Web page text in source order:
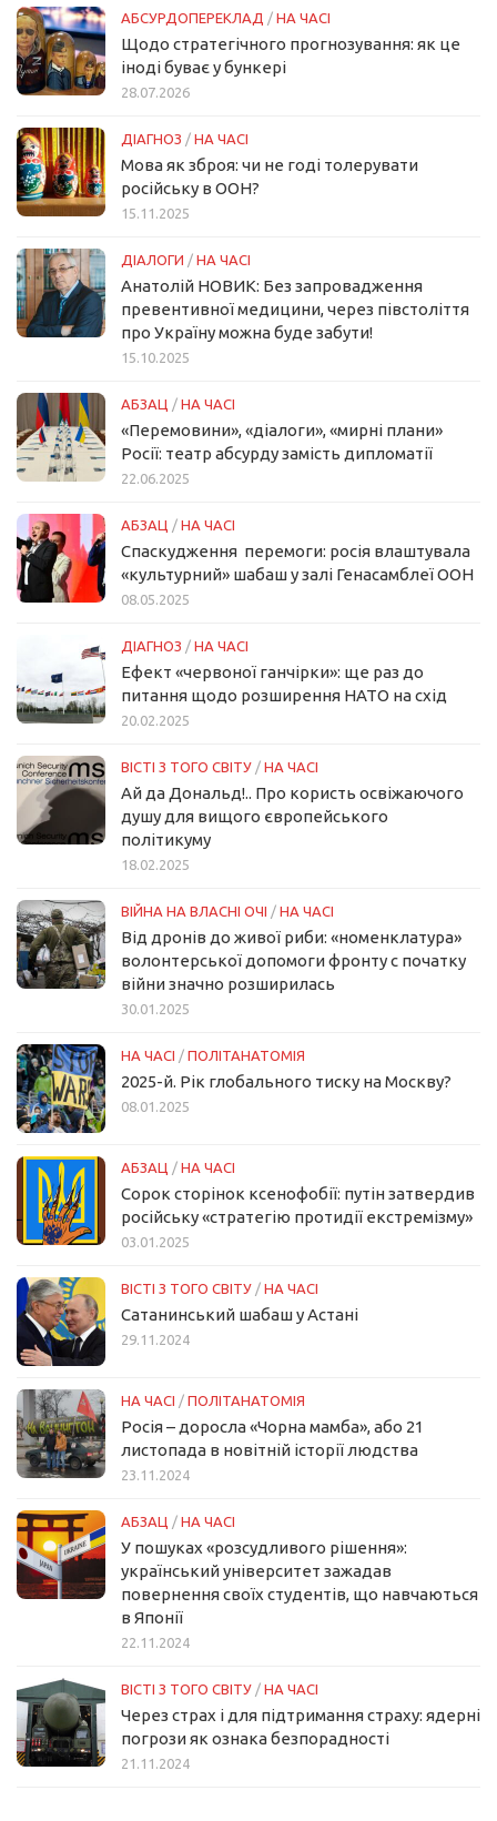
АБСУРДОПЕРЕКЛАД / НА ЧАСІ
Щодо стратегічного прогнозування: як це
іноді буває у бункері
28.07.2026
ДІАГНОЗ / НА ЧАСІ
Мова як зброя: чи не годі толерувати
російську в ООН?
15.11.2025
ДІАЛОГИ / НА ЧАСІ
Анатолій НОВИК: Без запровадження
превентивної медицини, через півстоліття
про Україну можна буде забути!
15.10.2025
АБЗАЦ / НА ЧАСІ
«Перемовини», «діалоги», «мирні плани»
Росії: театр абсурду замість дипломатії
22.06.2025
АБЗАЦ / НА ЧАСІ
Спаскудження перемоги: росія влаштувала
«культурний» шабаш у залі Генасамблеї ООН
08.05.2025
ДІАГНОЗ / НА ЧАСІ
Ефект «червоної ганчірки»: ще раз до
питання щодо розширення НАТО на схід
20.02.2025
ВІСТІ З ТОГО СВІТУ / НА ЧАСІ
Ай да Дональд!.. Про користь освіжаючого
душу для вищого європейського
політикуму
18.02.2025
ВІЙНА НА ВЛАСНІ ОЧІ / НА ЧАСІ
Від дронів до живої риби: «номенклатура»
волонтерської допомоги фронту с початку
війни значно розширилась
30.01.2025
НА ЧАСІ / ПОЛІТАНАТОМІЯ
2025-й. Рік глобального тиску на Москву?
08.01.2025
АБЗАЦ / НА ЧАСІ
Сорок сторінок ксенофобії: путін затвердив
російську «стратегію протидії екстремізму»
03.01.2025
ВІСТІ З ТОГО СВІТУ / НА ЧАСІ
Сатанинський шабаш у Астані
29.11.2024
НА ЧАСІ / ПОЛІТАНАТОМІЯ
Росія – доросла «Чорна мамба», або 21
листопада в новітній історії людства
23.11.2024
АБЗАЦ / НА ЧАСІ
У пошуках «розсудливого рішення»:
український університет зажадав
повернення своїх студентів, що навчаються
в Японії
22.11.2024
ВІСТІ З ТОГО СВІТУ / НА ЧАСІ
Через страх і для підтримання страху: ядерні
погрози як ознака безпорадності
21.11.2024